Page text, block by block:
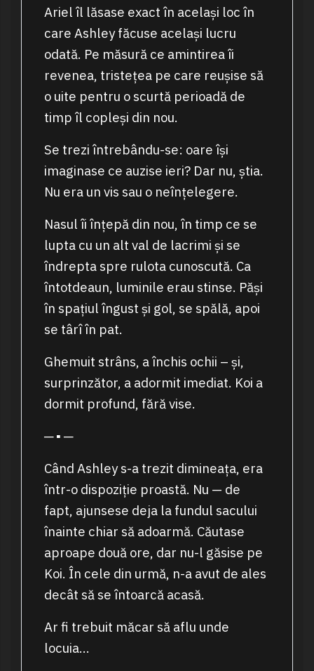
Ariel îl lăsase exact în același loc în
care Ashley făcuse același lucru
odată. Pe măsură ce amintirea îi
revenea, tristețea pe care reușise să
o uite pentru o scurtă perioadă de
timp îl copleși din nou.
Se trezi întrebându-se: oare își
imaginase ce auzise ieri? Dar nu, știa.
Nu era un vis sau o neînțelegere.
Nasul îi înțepă din nou, în timp ce se
lupta cu un alt val de lacrimi și se
îndrepta spre rulota cunoscută. Ca
întotdeaun, luminile erau stinse. Păși
în spațiul îngust și gol, se spălă, apoi
se târî în pat.
Ghemuit strâns, a închis ochii – și,
surprinzător, a adormit imediat. Koi a
dormit profund, fără vise.
─ ▪ ─
Când Ashley s-a trezit dimineața, era
într-o dispoziție proastă. Nu — de
fapt, ajunsese deja la fundul sacului
înainte chiar să adoarmă. Căutase
aproape două ore, dar nu-l găsise pe
Koi. În cele din urmă, n-a avut de ales
decât să se întoarcă acasă.
Ar fi trebuit măcar să aflu unde
locuia…